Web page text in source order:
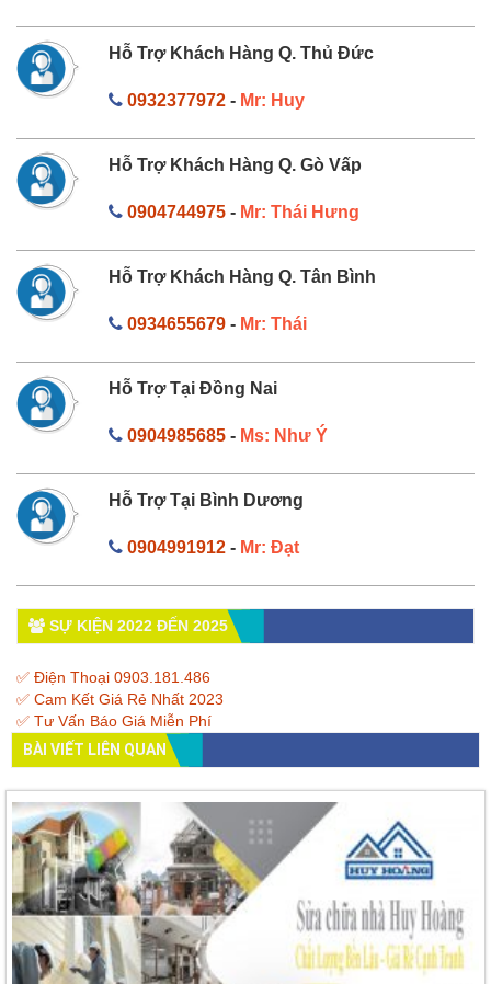
Hỗ Trợ Khách Hàng Q. Thủ Đức
0932377972- Mr: Huy
Hỗ Trợ Khách Hàng Q. Gò Vấp
0904744975- Mr: Thái Hưng
Hỗ Trợ Khách Hàng Q. Tân Bình
0934655679- Mr: Thái
Hỗ Trợ Tại Đồng Nai
0904985685- Ms: Như Ý
Hỗ Trợ Tại Bình Dương
0904991912- Mr: Đạt
SỰ KIỆN 2022 ĐẾN 2025
✅ Điện Thoại 0903.181.486
✅ Cam Kết Giá Rẻ Nhất 2023
✅ Tư Vấn Báo Giá Miễn Phí
BÀI VIẾT LIÊN QUAN